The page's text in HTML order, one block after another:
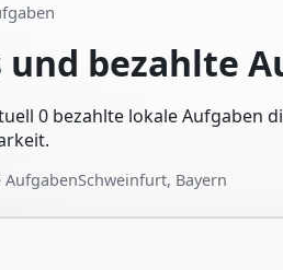
und bezahlte
0 bezahlte lokale Aufgaben
Schweinfurt, Bayern